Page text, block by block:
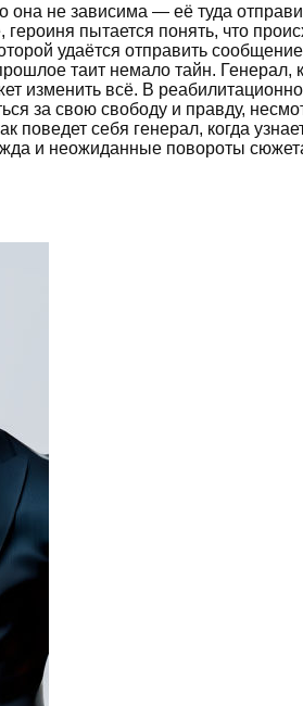
она не зависима — её туда
пытается понять, что
удаётся отправить
таит немало тайн.
изменить всё. В
за свою свободу и правду,
поведет себя генерал, когда
и неожиданные повороты